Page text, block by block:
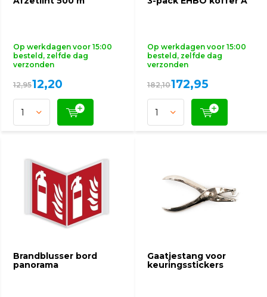
Op werkdagen voor 15:00
besteld, zelfde dag
verzonden
12,9512,20
Op werkdagen voor 15:00
besteld, zelfde dag
verzonden
182,10172,95
Brandblusser bord
panorama
Gaatjestang voor
keuringsstickers